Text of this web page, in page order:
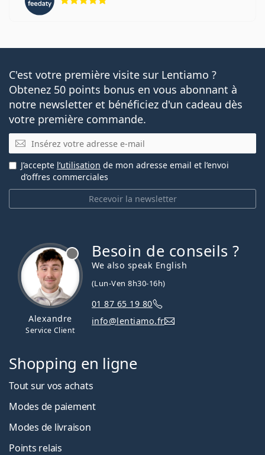
C'est votre première visite sur Lentiamo ?
Obtenez 50 points bonus en vous abonnant à
notre newsletter et bénéficiez d'un cadeau dès
votre première commande.
E-mail
Recevoir la newsletter
J’accepte l’utilisation de mon adresse email et l’envoi
d’offres commerciales
Alexandre
Service Client
Besoin de conseils ?
We also speak English
(Lun-Ven 8h30-16h)
01 87 65 19 80
info@lentiamo.fr
Shopping en ligne
Tout sur vos achats
Modes de paiement
Modes de livraison
Points relais